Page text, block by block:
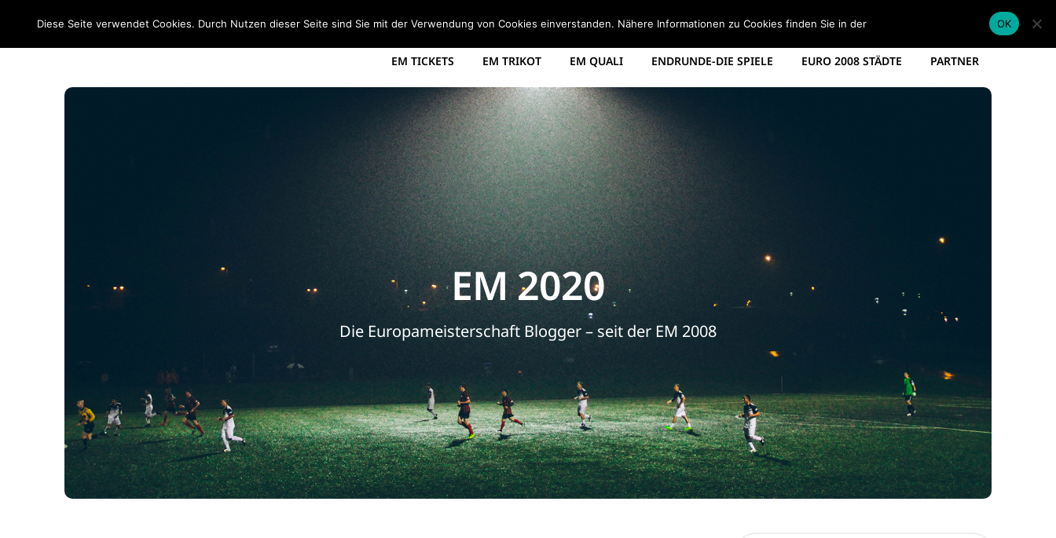
EM 2020 STARTSEITE EM 2008 TABELLE EM 2012 GRUPPEN EM KADER DEUTSCHLAND
EM TICKETS EM TRIKOT EM QUALI ENDRUNDE-DIE SPIELE EURO 2008 STÄDTE PARTNER
EM 2020
Die Europameisterschaft Blogger – seit der EM 2008
Diese Seite verwendet Cookies. Durch Nutzen dieser Seite sind Sie mit der Verwendung von Cookies einverstanden. Nähere Informationen zu Cookies finden Sie in der OK